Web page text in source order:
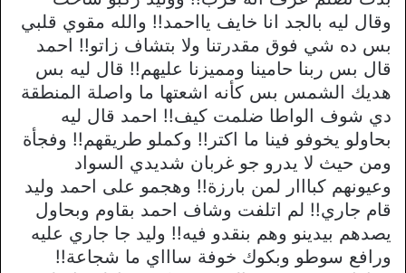
وقال ليه بالجد انا خايف يااحمد!! والله مقوي قلبي
بس ده شي فوق مقدرتنا ولا بتشاف زاتو!! احمد
قال بس ربنا حامينا ومميزنا عليهم!! قال ليه بس
هديك الشمس بس كأنه اشعتها ما واصلة المنطقة
دي شوف الواطا ضلمت كيف!! احمد قال ليه
بحاولو يخوفو فينا ما اكتر!! وكملو طريقهم!! وفجأة
ومن حيث لا يدرو جو غربان شديدي السواد
وعيونهم كبااار لمن بارزة!! وهجمو على احمد وليد
قام جاري!! لم اتلفت وشاف احمد بقاوم وبحاول
يصدهم بيدينو وهم بنقدو فيه!! وليد جا جاري عليه
ورافع سوطو وبكوك خوفة ساااي ما شجاعة!!